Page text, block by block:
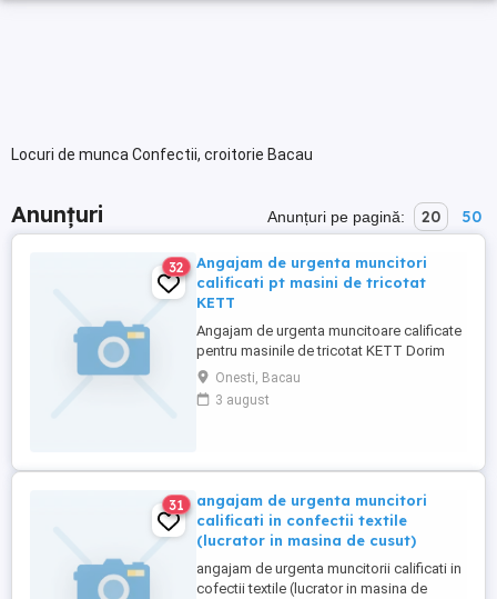
Locuri de munca Confectii, croitorie Bacau
Anunțuri Anunțuri pe pagină: 20 50
32
Angajam de urgenta muncitori
calificati pt masini de tricotat
KETT
Angajam de urgenta muncitoare calificate
pentru masinile de tricotat KETT Dorim
muncitoare calificate cu experienta de
minim 2ani Pentru cele din alta localitate
oferm cazare Fabrica este in ONESTI
Onesti, Bacau
3 august
31
angajam de urgenta muncitori
calificati in confectii textile
(lucrator in masina de cusut)
angajam de urgenta muncitorii calificati in
cofectii textile (lucrator in masina de